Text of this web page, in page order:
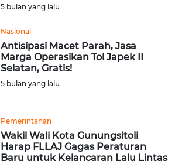
5 bulan yang lalu
Nasional
Antisipasi Macet Parah, Jasa
Marga Operasikan Tol Japek II
Selatan, Gratis!
5 bulan yang lalu
Pemerintahan
Wakil Wali Kota Gunungsitoli
Harap FLLAJ Gagas Peraturan
Baru untuk Kelancaran Lalu Lintas